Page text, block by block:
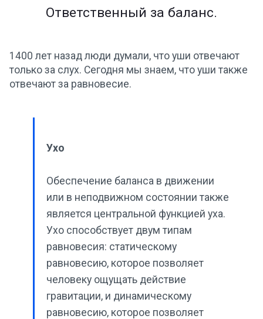
Ответственный за баланс.
1400 лет назад люди думали, что уши отвечают
только за слух. Сегодня мы знаем, что уши также
отвечают за равновесие.
Ухо
Обеспечение баланса в движении
или в неподвижном состоянии также
является центральной функцией уха.
Ухо способствует двум типам
равновесия: статическому
равновесию, которое позволяет
человеку ощущать действие
гравитации, и динамическому
равновесию, которое позволяет